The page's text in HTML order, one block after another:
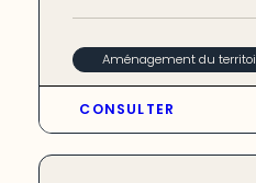
Aménagement du
CONSULTER